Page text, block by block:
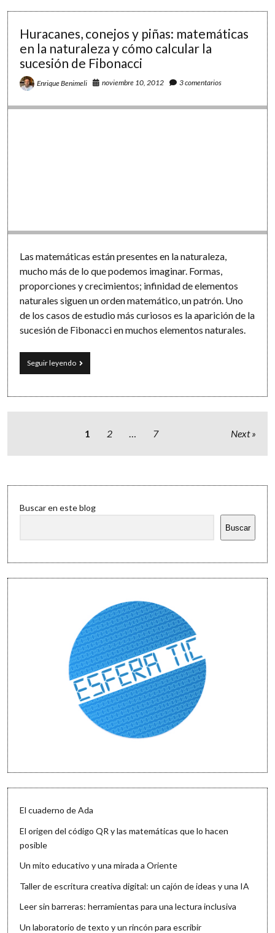
matemáticas
y
ciencias
Huracanes, conejos y piñas: matemáticas
en la naturaleza y cómo calcular la
sucesión de Fibonacci
Enrique Benimeli noviembre 10, 2012 3 comentarios
Las matemáticas están presentes en la naturaleza,
mucho más de lo que podemos imaginar. Formas,
proporciones y crecimientos; infinidad de elementos
naturales siguen un orden matemático, un patrón. Uno
de los casos de estudio más curiosos es la aparición de la
sucesión de Fibonacci en muchos elementos naturales.
Seguir leyendoHuracanes,
conejos
piñas:
naturaleza
la
de
Fibonacci
1 2 … 7 Next
Sidebar
Buscar en este blog
Buscar
El cuaderno de Ada
El origen del código QR y las matemáticas que lo hacen
posible
Un mito educativo y una mirada a Oriente
Taller de escritura creativa digital: un cajón de ideas y una IA
Leer sin barreras: herramientas para una lectura inclusiva
Un laboratorio de texto y un rincón para escribir